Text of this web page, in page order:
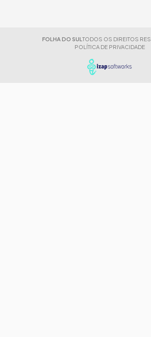
FOLHA DO SUL TODOS OS DIREITOS
POLÍTICA DE PRIVACIDADE